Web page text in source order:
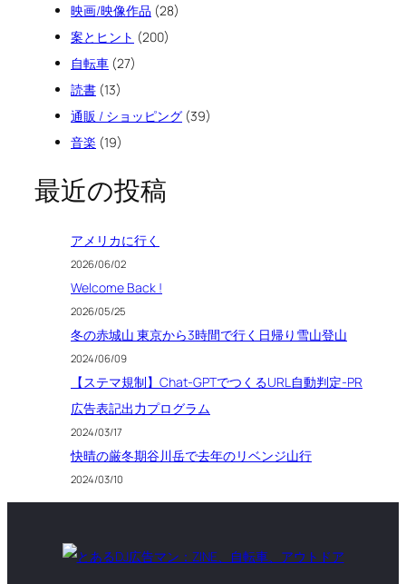
映画/映像作品 (28)
案とヒント (200)
自転車 (27)
読書 (13)
通販 / ショッピング (39)
音楽 (19)
最近の投稿
アメリカに行く
2026/06/02
Welcome Back !
2026/05/25
冬の赤城山 東京から3時間で行く日帰り雪山登山
2024/06/09
【ステマ規制】Chat-GPTでつくるURL自動判定-PR
広告表記出力プログラム
2024/03/17
快晴の厳冬期谷川岳で去年のリベンジ山行
2024/03/10